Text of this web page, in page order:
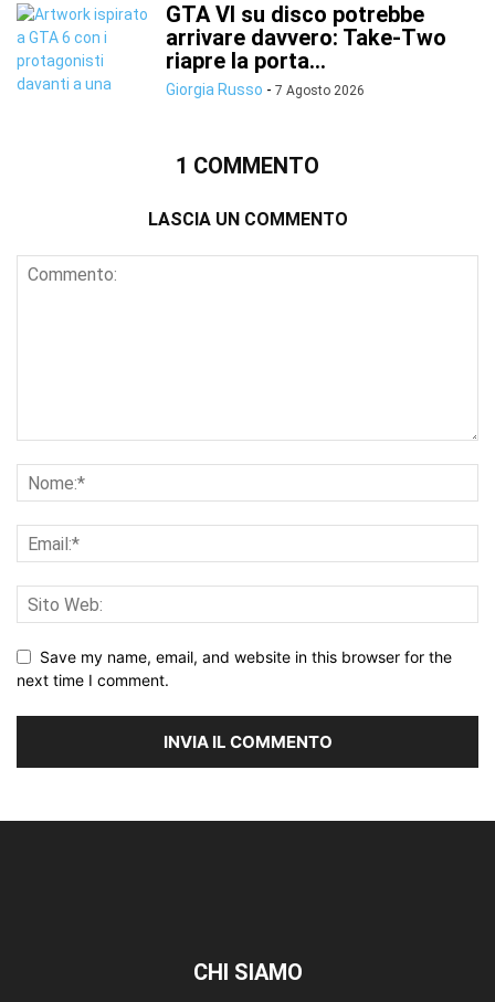
GTA VI su disco potrebbe
arrivare davvero: Take-Two
riapre la porta...
Giorgia Russo - 7 Agosto 2026
1 COMMENTO
LASCIA UN COMMENTO
Save my name, email, and website in this browser for the
next time I comment.
CHI SIAMO